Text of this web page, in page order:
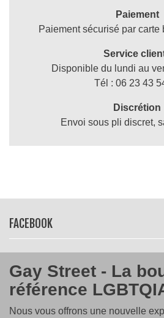
Paiement
Paiement sécurisé par carte
Service
Disponible du lundi au
Tél : 06 23 43
Discrétion
Envoi sous pli discret,
FACEBOOK
Gay Street - La
référence
Nous vous offrons une nouvelle